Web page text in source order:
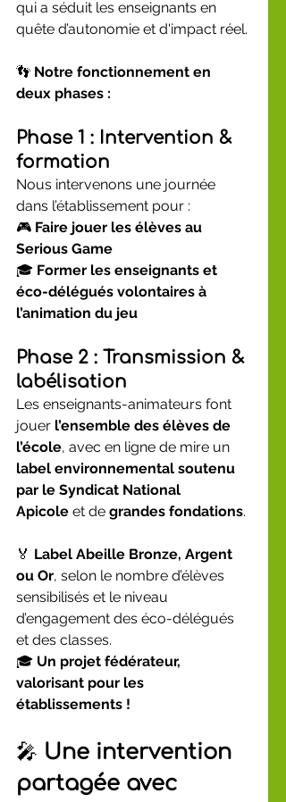
qui a séduit les enseignants en
quête d’autonomie et d'impact réel.
👣 Notre fonctionnement en
deux phases :
Phase 1 : Intervention &
formation
Nous intervenons une journée
dans l’établissement pour :
🎮 Faire jouer les élèves au
Serious Game
🎓 Former les enseignants et
éco-délégués volontaires à
l’animation du jeu
Phase 2 : Transmission &
labélisation
Les enseignants-animateurs font
jouer l’ensemble des élèves de
l’école, avec en ligne de mire un
label environnemental soutenu
par le Syndicat National
Apicole et de grandes fondations.
🏅 Label Abeille Bronze, Argent
ou Or, selon le nombre d’élèves
sensibilisés et le niveau
d’engagement des éco-délégués
et des classes.
🎓 Un projet fédérateur,
valorisant pour les
établissements !
🎤 Une intervention
partagée avec